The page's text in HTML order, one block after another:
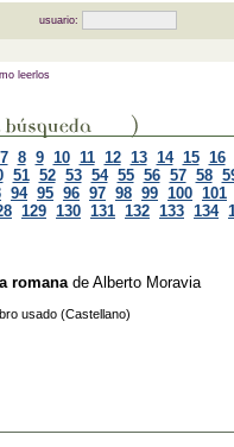
usuario:
leerlos
7 8 9 10 11 12 13 14 15 16
51 52 53 54 55 56 57 58
94 95 96 97 98 99 100 101
129 130 131 132 133 134
romana de Alberto Moravia
usado (Castellano)